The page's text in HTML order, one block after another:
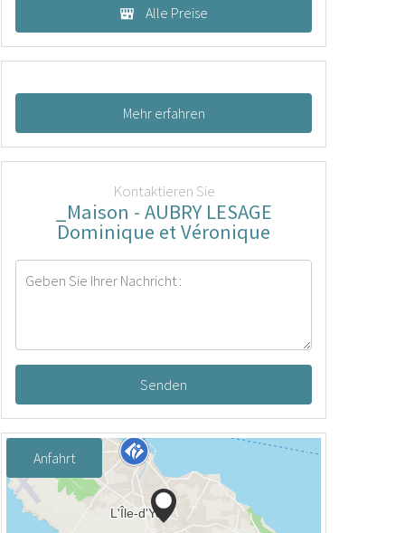
Alle Preise
Mehr erfahren
Kontaktieren Sie
_Maison - AUBRY LESAGE
Dominique et Véronique
Senden
Anfahrt